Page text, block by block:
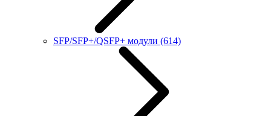
SFP/SFP+/QSFP+ модули (614)